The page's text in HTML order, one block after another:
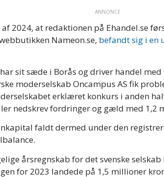
ANNONCE
2024, at redaktionen på Ehandel.se
Nameon.se, befandt sig i en
sit sæde i Borås og driver handel
moderselskab Oncampus AS fik
erklæret konkurs i anden
nedskrev fordringer og gæld med 1,2
faldt dermed under den
årsregnskab for det svenske
for 2023 landede på 1,5 millioner